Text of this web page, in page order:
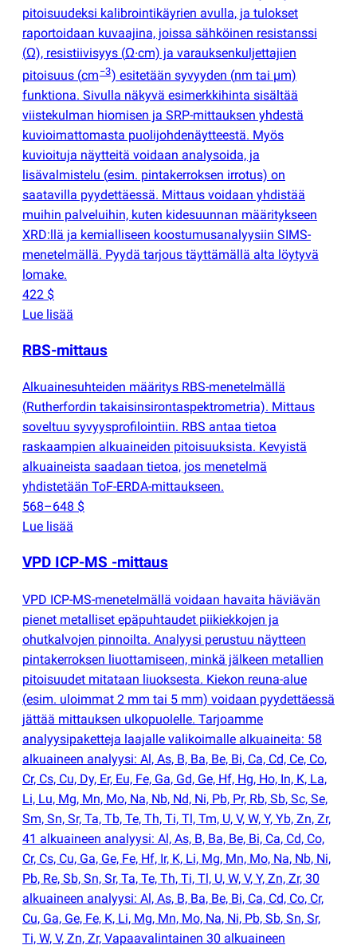
pitoisuudeksi kalibrointikäyrien avulla, ja tulokset
raportoidaan kuvaajina, joissa sähköinen resistanssi
(Ω), resistiivisyys (Ω∙cm) ja varauksenkuljettajien
pitoisuus (cm −3) esitetään syvyyden (nm tai µm)
funktiona. Sivulla näkyvä esimerkkihinta sisältää
viistekulman hiomisen ja SRP-mittauksen yhdestä
kuvioimattomasta puolijohdenäytteestä. Myös
kuvioituja näytteitä voidaan analysoida, ja
lisävalmistelu (esim. pintakerroksen irrotus) on
saatavilla pyydettäessä. Mittaus voidaan yhdistää
muihin palveluihin, kuten kidesuunnan määritykseen
XRD:llä ja kemialliseen koostumusanalyysiin SIMS-
menetelmällä. Pyydä tarjous täyttämällä alta löytyvä
lomake.
422 $
Lue lisää
RBS-mittaus
Alkuainesuhteiden määritys RBS-menetelmällä
(Rutherfordin takaisinsirontaspektrometria). Mittaus
soveltuu syvyysprofilointiin. RBS antaa tietoa
raskaampien alkuaineiden pitoisuuksista. Kevyistä
alkuaineista saadaan tietoa, jos menetelmä
yhdistetään ToF-ERDA-mittaukseen.
568–648 $
Lue lisää
VPD ICP-MS -mittaus
VPD ICP-MS-menetelmällä voidaan havaita häviävän
pienet metalliset epäpuhtaudet piikiekkojen ja
ohutkalvojen pinnoilta. Analyysi perustuu näytteen
pintakerroksen liuottamiseen, minkä jälkeen metallien
pitoisuudet mitataan liuoksesta. Kiekon reuna-alue
(esim. uloimmat 2 mm tai 5 mm) voidaan pyydettäessä
jättää mittauksen ulkopuolelle. Tarjoamme
analyysipaketteja laajalle valikoimalle alkuaineita: 58
alkuaineen analyysi: Al, As, B, Ba, Be, Bi, Ca, Cd, Ce, Co,
Cr, Cs, Cu, Dy, Er, Eu, Fe, Ga, Gd, Ge, Hf, Hg, Ho, In, K, La,
Li, Lu, Mg, Mn, Mo, Na, Nb, Nd, Ni, Pb, Pr, Rb, Sb, Sc, Se,
Sm, Sn, Sr, Ta, Tb, Te, Th, Ti, Tl, Tm, U, V, W, Y, Yb, Zn, Zr,
41 alkuaineen analyysi: Al, As, B, Ba, Be, Bi, Ca, Cd, Co,
Cr, Cs, Cu, Ga, Ge, Fe, Hf, Ir, K, Li, Mg, Mn, Mo, Na, Nb, Ni,
Pb, Re, Sb, Sn, Sr, Ta, Te, Th, Ti, Tl, U, W, V, Y, Zn, Zr, 30
alkuaineen analyysi: Al, As, B, Ba, Be, Bi, Ca, Cd, Co, Cr,
Cu, Ga, Ge, Fe, K, Li, Mg, Mn, Mo, Na, Ni, Pb, Sb, Sn, Sr,
Ti, W, V, Zn, Zr, Vapaavalintainen 30 alkuaineen